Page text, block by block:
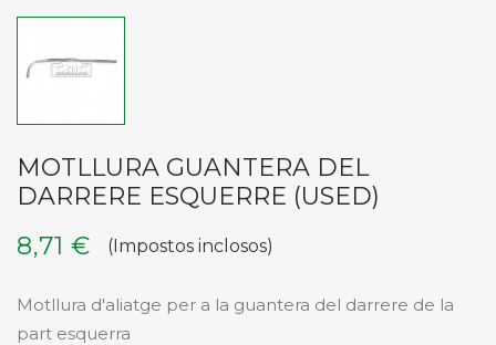
MOTLLURA GUANTERA DEL
DARRERE ESQUERRE (USED)
8,71 €
(Impostos inclosos)
Motllura d'aliatge per a la guantera del darrere de la
part esquerra